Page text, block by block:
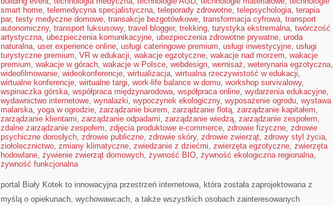
smart home, telemedycyna specjalistyczna, teleporady zdrowotne, telepsychologia, terapia
par, testy medyczne domowe, transakcje bezgotówkowe, transformacja cyfrowa, transport
autonomiczny, transport luksusowy, travel blogger, trekking, turystyka ekstremalna, twórczość
artystyczna, ubezpieczenia komunikacyjne, ubezpieczenia zdrowotne prywatne, uroda
naturalna, user experience online, usługi cateringowe premium, usługi inwestycyjne, usługi
turystyczne premium, VR w edukacji, wakacje egzotyczne, wakacje nad morzem, wakacje
premium, wakacje w górach, wakacje w Polsce, webdesign, wernisaż, weterynaria egzotyczna,
wideofilmowanie, wideokonferencje, wirtualizacja, wirtualna rzeczywistość w edukacji,
wirtualne konferencje, wirtualne targi, work-life balance w domu, workshop survivalowy,
wspinaczka górska, współpraca międzynarodowa, współpraca online, wydarzenia edukacyjne,
wydawnictwo internetowe, wynalazki, wypoczynek ekologiczny, wyposażenie ogrodu, wystawa
malarska, yoga w ogrodzie, zarządzanie biurem, zarządzanie flotą, zarządzanie kapitałem,
zarządzanie klientami, zarządzanie odpadami, zarządzanie wiedzą, zarządzanie zespołem,
zdalne zarządzanie zespołem, zdjęcia produktowe e-commerce, zdrowie fizyczne, zdrowie
psychiczne dorosłych, zdrowie publiczne, zdrowie skóry, zdrowie zwierząt, zdrowy styl życia,
ziołolecznictwo, zmiany klimatyczne, zwiedzanie z dziećmi, zwierzęta egzotyczne, zwierzęta
hodowlane, żywienie zwierząt domowych, żywność BIO, żywność ekologiczna regionalna,
żywność funkcjonalna
portal Biały Kotek to innowacyjna przestrzeń internetowa, która została zaprojektowana z
myślą o opiekunach, wychowawcach, a także wszystkich osobach zainteresowanych